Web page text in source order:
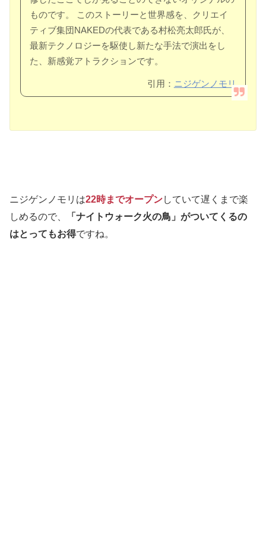
ものです。 このストーリーと世界感を、クリエイ
ティブ集団NAKEDの代表である村松亮太郎氏が、
最新テクノロジーを駆使し新たな手法で演出をし
た、新感覚アトラクションです。
引用： ニジゲンノモリ
ニジゲンノモリは22時までオープンしていて遅くまで楽
しめるので、
「ナイトウォーク火の鳥」がついてくるの
はとってもお得ですね。